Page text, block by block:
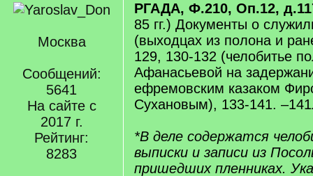
Москва
Сообщений:
5641
На сайте с
2017 г.
Рейтинг:
8283
РГАДА, Ф.210, Оп.12,
85 гг.) Документы о
(выходцах из полона и
129, 130-132 (челобитье
Афанасьевой на
ефремовским казаком
Сухановым), 133-141.
*В деле содержатся
выписки и записи из
пришедших пленниках.